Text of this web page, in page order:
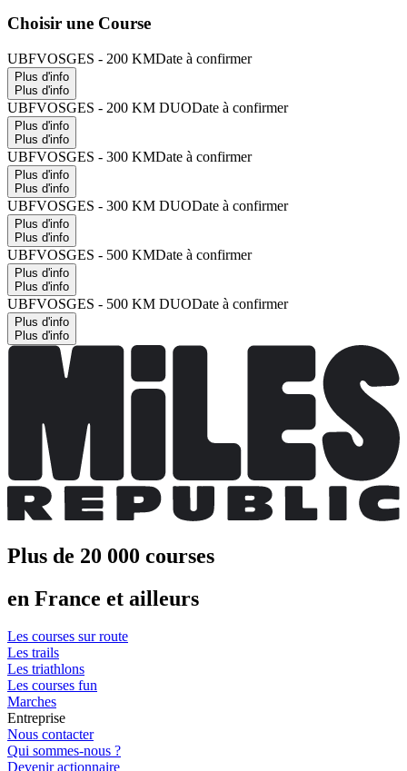
Choisir une Course
UBFVOSGES - 200 KMDate à confirmer
Plus d'info
Plus d'info
UBFVOSGES - 200 KM DUODate à confirmer
Plus d'info
Plus d'info
UBFVOSGES - 300 KMDate à confirmer
Plus d'info
Plus d'info
UBFVOSGES - 300 KM DUODate à confirmer
Plus d'info
Plus d'info
UBFVOSGES - 500 KMDate à confirmer
Plus d'info
Plus d'info
UBFVOSGES - 500 KM DUODate à confirmer
Plus d'info
Plus d'info
Plus de 20 000 courses
en France et ailleurs
Les courses sur route
Les trails
Les triathlons
Les courses fun
Marches
Entreprise
Nous contacter
Qui sommes-nous ?
Devenir actionnaire